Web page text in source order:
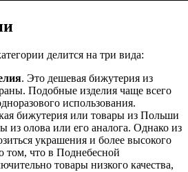
делится на три вида:
. Это дешевая бижутерия из
Подобные изделия чаще всего
использования.
бижутерия или товары из Польши
из олова или его аналога. Однако из
украшения и более высокого
том, что в Поднебесной
товары низкого качества,